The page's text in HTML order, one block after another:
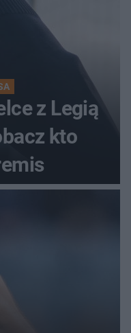
z Legią
kto